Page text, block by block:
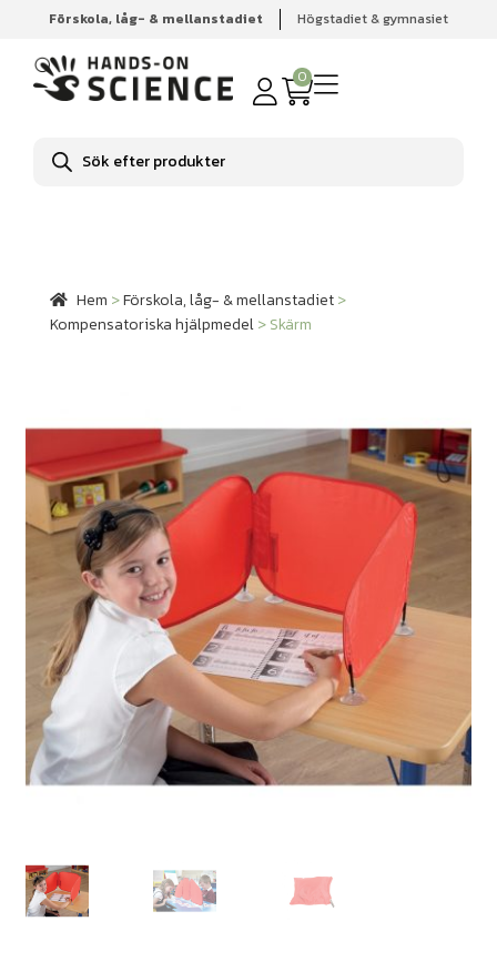
Förskola, låg- & mellanstadiet Högstadiet & gymnasiet
0
Produktsökning
Hem Förskola, låg- & mellanstadiet
Kompensatoriska
hjälpmedel
Skärm
Hem >Förskola, låg- & mellanstadiet>
Kompensatoriska hjälpmedel>Skärm